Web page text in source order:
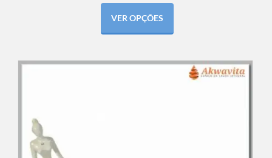
VER OPÇÕES